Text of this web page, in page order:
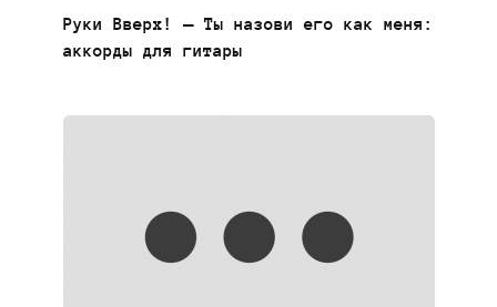
Руки Вверх! — Ты назови его как меня:
аккорды для гитары